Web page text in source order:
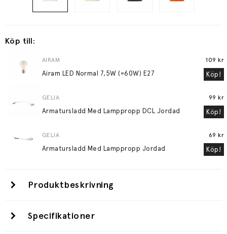
Köp till:
AIRAM
Airam LED Normal 7,5W (=60W) E27
109 kr
Köp!
GELIA
Armatursladd Med Lamppropp DCL Jordad
99 kr
Köp!
GELIA
Armatursladd Med Lamppropp Jordad
69 kr
Köp!
Produktbeskrivning
Specifikationer